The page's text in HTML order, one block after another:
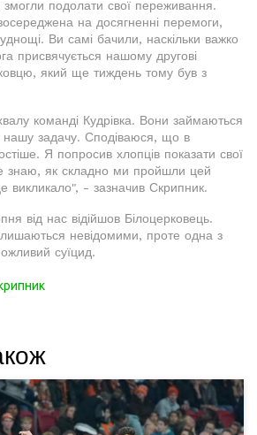
подолати свої переживання.
на досягненні перемоги,
Ви самі бачили, наскільки важко
присвячується нашому другові
який ще тиждень тому був з
команді Кудрівка. Вони займаються
нашу задачу. Сподіваюся, що в
Я попросив хлопців показати свої
знаю, як складно ми пройшли цей
викликало", - зазначив Скрипник.
від нас відійшов Білоцерковець.
невідомими, проте одна з
суїцид.